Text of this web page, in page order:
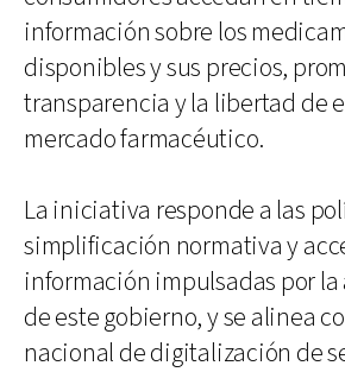
información sobre los
disponibles y sus precios,
transparencia y la libertad de
mercado farmacéutico.
La iniciativa responde a las
simplificación normativa y
información impulsadas por
de este gobierno, y se alinea
nacional de digitalización de